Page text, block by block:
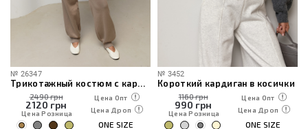
№ 26347
Трикотажный костюм с кардиганом, топом и брюками
2490 грн
2120 грн
Цена Розница
Цена Опт
Цена Дроп
ONE SIZE
№ 3452
Короткий кардиган в косички
1160 грн
990 грн
Цена Розница
Цена Опт
Цена Дроп
ONE SIZE